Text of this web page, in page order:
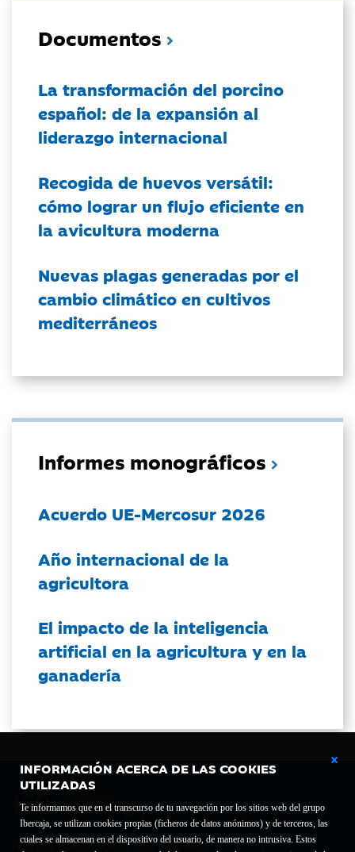
INFORMACIÓN ACERCA DE LAS COOKIES
UTILIZADAS
Te informamos que en el transcurso de tu navegación por los sitios web del grupo
Ibercaja, se utilizan cookies propias (ficheros de datos anónimos) y de terceros, las
cuales se almacenan en el dispositivo del usuario, de manera no intrusiva. Estos
Documentos
La transformación del porcino
español: de la expansión al
liderazgo internacional
Recogida de huevos versátil:
cómo lograr un flujo eficiente en
la avicultura moderna
Nuevas plagas generadas por el
cambio climático en cultivos
mediterráneos
Informes monográficos
Acuerdo UE-Mercosur 2026
Año internacional de la
agricultora
El impacto de la inteligencia
artificial en la agricultura y en la
ganadería
Fundación Bancaria Ibercaja C.I.F. G-50000652.